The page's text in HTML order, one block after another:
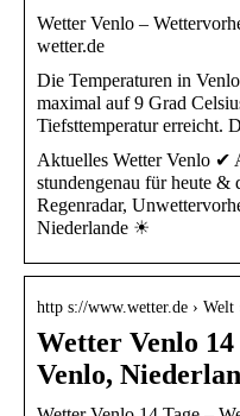
Wetter Venlo –
wetter.de
Die Temperaturen in
maximal auf 9 Grad
Tiefsttemperatur erreicht.
Aktuelles Wetter Venlo ✔
stundengenau für heute &
Regenradar,
Niederlande ☀
http s://www.wetter.de › Welt
Wetter Venlo
Venlo,